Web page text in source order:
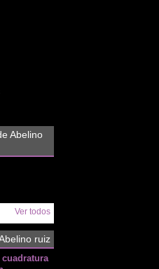
Abelino
Ver todos
ruiz
cuadratura